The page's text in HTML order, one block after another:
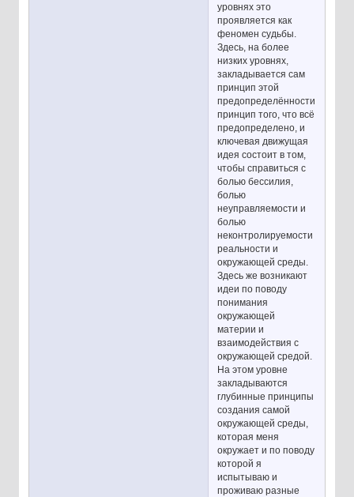
уровнях это
проявляется как
феномен судьбы.
Здесь, на более
низких уровнях,
закладывается сам
принцип этой
предопределённости,
принцип того, что всё
предопределено, и
ключевая движущая
идея состоит в том,
чтобы справиться с
болью бессилия,
болью
неуправляемости и
болью
неконтролируемости
реальности и
окружающей среды.
Здесь же возникают
идеи по поводу
понимания
окружающей
материи и
взаимодействия с
окружающей средой.
На этом уровне
закладываются
глубинные принципы
создания самой
окружающей среды,
которая меня
окружает и по поводу
которой я
испытываю и
проживаю разные